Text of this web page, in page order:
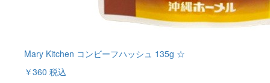
Mary Kitchen コンビーフハッシュ 135g ☆
￥360 税込